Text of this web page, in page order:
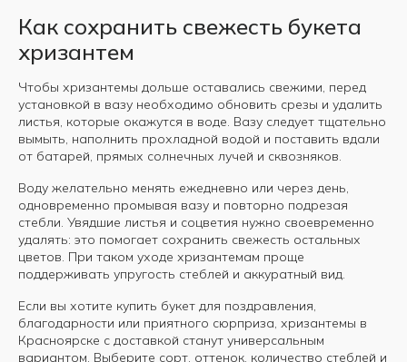
Как сохранить свежесть букета
хризантем
Чтобы хризантемы дольше оставались свежими, перед
установкой в вазу необходимо обновить срезы и удалить
листья, которые окажутся в воде. Вазу следует тщательно
вымыть, наполнить прохладной водой и поставить вдали
от батарей, прямых солнечных лучей и сквозняков.
Воду желательно менять ежедневно или через день,
одновременно промывая вазу и повторно подрезая
стебли. Увядшие листья и соцветия нужно своевременно
удалять: это помогает сохранить свежесть остальных
цветов. При таком уходе хризантемам проще
поддерживать упругость стеблей и аккуратный вид.
Если вы хотите купить букет для поздравления,
благодарности или приятного сюрприза, хризантемы в
Красноярске с доставкой станут универсальным
вариантом. Выберите сорт, оттенок, количество стеблей и
+7 (908) 220-32-42
info@wisteriaflowers.ru